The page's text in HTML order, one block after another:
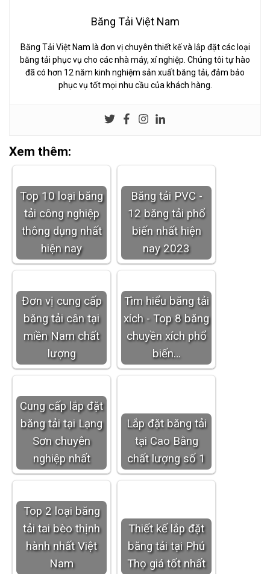
Băng Tải Việt Nam
Băng Tải Việt Nam là đơn vị chuyên thiết kế và lắp đặt các loại
băng tải phục vụ cho các nhà máy, xí nghiệp. Chúng tôi tự hào
đã có hơn 12 năm kinh nghiệm sản xuất băng tải, đảm bảo
phục vụ tốt mọi nhu cầu của khách hàng.
Xem thêm:
Top 10 loại băng
tải công nghiệp
thông dụng nhất
hiện nay
Băng tải PVC -
12 băng tải phổ
biến nhất hiện
nay 2023
Đơn vị cung cấp
băng tải cân tại
miền Nam chất
lượng
Tìm hiểu băng tải
xích - Top 8 băng
chuyền xích phổ
biến…
Cung cấp lắp đặt
băng tải tại Lạng
Sơn chuyên
nghiệp nhất
Lắp đặt băng tải
tại Cao Bằng
chất lượng số 1
Top 2 loại băng
tải tai bèo thịnh
hành nhất Việt
Nam
Thiết kế lắp đặt
băng tải tại Phú
Thọ giá tốt nhất